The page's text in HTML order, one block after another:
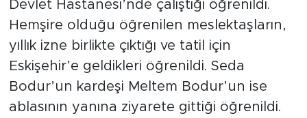
Devlet Hastanesi’nde çalıştığı öğrenildi.
Hemşire olduğu öğrenilen meslektaşların,
yıllık izne birlikte çıktığı ve tatil için
Eskişehir’e geldikleri öğrenildi. Seda
Bodur’un kardeşi Meltem Bodur’un ise
ablasının yanına ziyarete gittiği öğrenildi.